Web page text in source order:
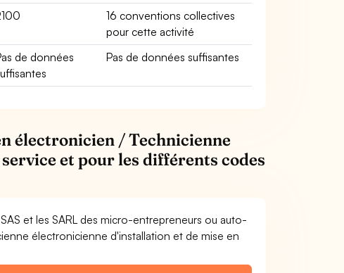
16 conventions collectives
pour cette activité
de données
Pas de données suffisantes
électronicien / Technicienne
et pour les différents codes
et les SARL des micro-entrepreneurs ou auto-
électronicienne d'installation et de mise en